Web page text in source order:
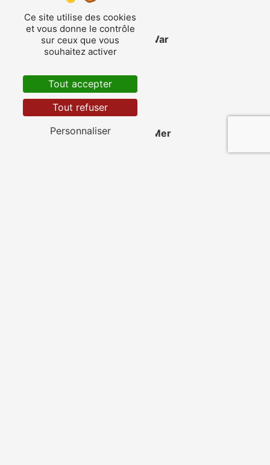
La Valette-du-Var
Saint-Cyr-sur-Mer
Ce site utilise des cookies
et vous donne le contrôle
sur ceux que vous
souhaitez activer
Tout accepter
Tout refuser
Personnaliser